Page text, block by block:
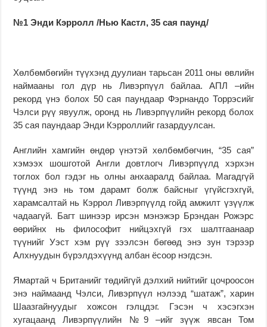
№1 Энди Кэрролл /Нью Кастл, 35 сая паунд/
Хөлбөмбөгийн түүхэнд дуулиан тарьсан 2011 оны өвлийн
наймааны гол дүр нь Ливэрпүүл байлаа. АПЛ –ийн
рекорд үнэ болох 50 сая паундаар Фэрнандо Торрэсийг
Чэлси рүү явуулж, оронд нь Ливэрпүүлийн рекорд болох
35 сая паундаар Энди Кэрроллийг газардуулсан.
Английн хамгийн өндөр үнэтэй хөлбөмбөгчин, “35 сая”
хэмээх шошготой Англи довтлогч Ливэрпүүлд хэрхэн
тоглох бол гэдэг нь олны анхааралд байлаа. Магадгүй
түүнд энэ нь том дарамт болж байсныг үгүйсгэхгүй,
харамсалтай нь Кэррол Ливэрпүүлд гойд амжилт үзүүлж
чадаагүй. Багт шинээр ирсэн мэнэжэр Брэндан Рожэрс
өөрийнх нь философит нийцэхгүй гэх шалтгаанаар
түүнийг Уэст хэм рүү зээлсэн бөгөөд энэ зун тэрээр
Алхнуудын бүрэлдэхүүнд албан ёсоор нэгдсэн.
Ямартай ч Британийг төдийгүй дэлхий нийтийг цочроосон
энэ наймаанд Чэлси, Ливэрпүүл нэлээд “шатаж”, харин
Шаазгайнуудыг хожсон гэлцдэг. Гэсэн ч хэсэгхэн
хугацаанд Ливэрпүүлийн №9 –ийг зүүж явсан Том